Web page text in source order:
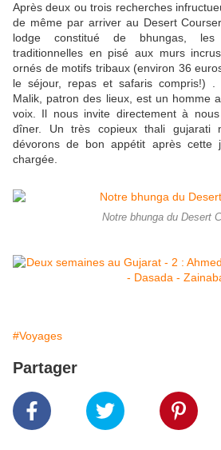
Après deux ou trois recherches
de même par arriver au Desert
lodge constitué de bhungas, les
traditionnelles en pisé aux murs
ornés de motifs tribaux (environ 36
le séjour, repas et safaris compris!)
Malik, patron des lieux, est un homme
voix. Il nous invite directement à
dîner. Un très copieux thali gujarati
dévorons de bon appétit après cette
chargée.
Notre bhunga du Desert
#Voyages
Partager